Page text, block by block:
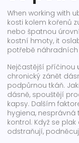
When working with
kosti kolem kořenů
nebo špatnou
kostní hmoty, it
potřebě náhradních
Nejčastější příčinou
chronický zánět
podpůrnou tkáň.
dásně, spouštějí
kapsy. Dalším
hygiena, nesprávná
kontrol. Když se
odstraňují,